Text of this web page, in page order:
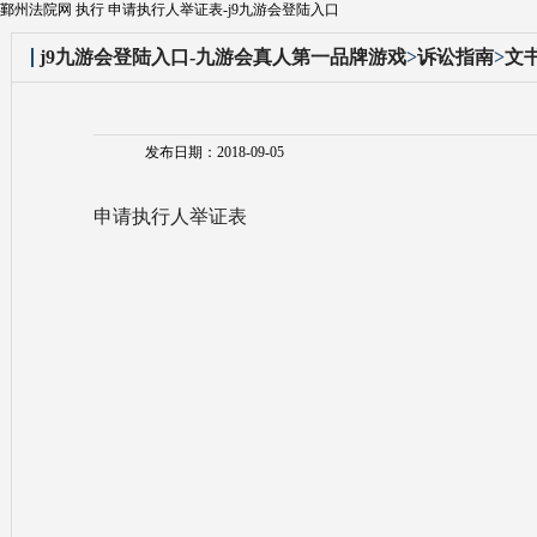
鄞州法院网 执行 申请执行人举证表-j9九游会登陆入口
j9九游会登陆入口-九游会真人第一品牌游戏>诉讼指南>文
发布日期：2018-09-05
申请执行人举证表